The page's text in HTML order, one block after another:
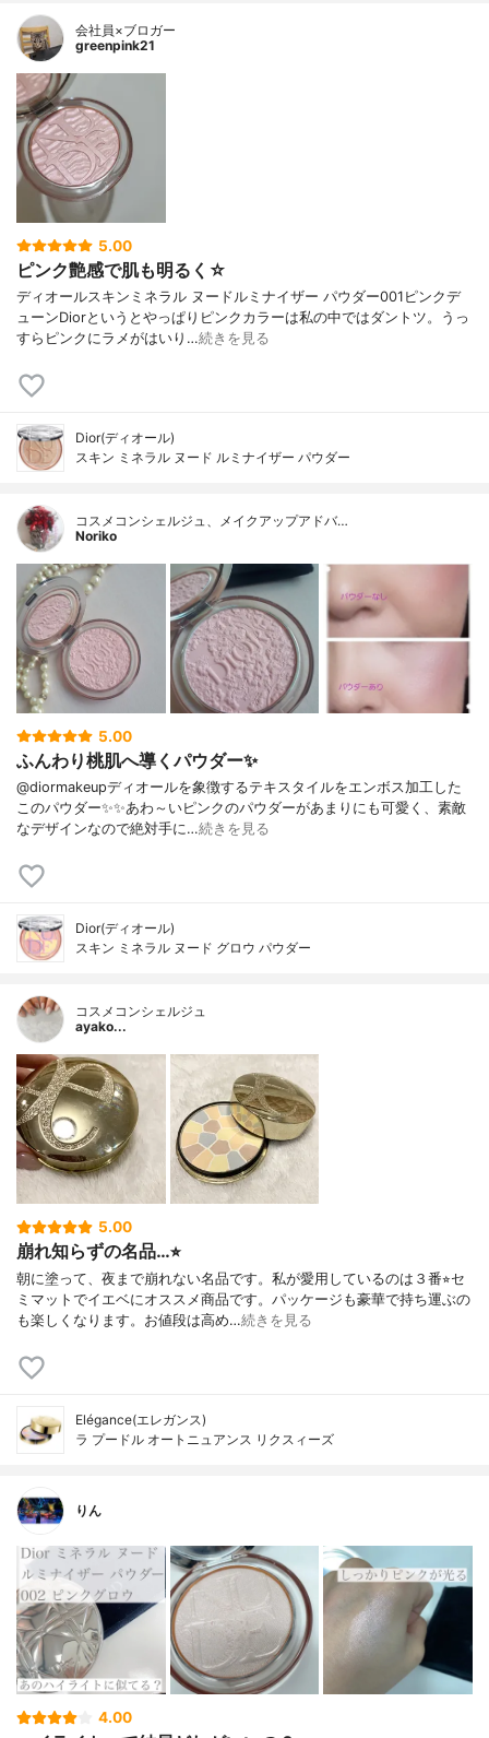
会社員×ブロガー
greenpink21
5.00
ピンク艶感で肌も明るく☆
ディオールスキンミネラル ヌードルミナイザー パウダー001ピンクデ
ューンDiorというとやっぱりピンクカラーは私の中ではダントツ。うっ
すらピンクにラメがはいり…続きを見る
Dior(ディオール)
スキン ミネラル ヌード ルミナイザー パウダー
コスメコンシェルジュ、メイクアップアドバ…
Noriko
5.00
ふんわり桃肌へ導くパウダー✨
@diormakeupディオールを象徴するテキスタイルをエンボス加工した
このパウダー✨✨あわ～いピンクのパウダーがあまりにも可愛く、素敵
なデザインなので絶対手に…続きを見る
Dior(ディオール)
スキン ミネラル ヌード グロウ パウダー
コスメコンシェルジュ
ayako...
5.00
崩れ知らずの名品…⭐︎
朝に塗って、夜まで崩れない名品です。私が愛用しているのは３番⭐︎セ
ミマットでイエベにオススメ商品です。パッケージも豪華で持ち運ぶの
も楽しくなります。お値段は高め…続きを見る
Elégance(エレガンス)
ラ プードル オートニュアンス リクスィーズ
りん
4.00